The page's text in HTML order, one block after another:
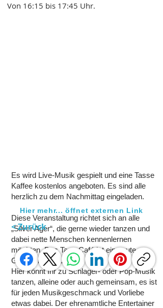
Von 16:15 bis 17:45 Uhr.
Es wird Live-Musik gespielt und eine Tasse
Kaffee kostenlos angeboten. Es sind alle
herzlich zu dem Nachmittag eingeladen.
Diese Veranstaltung richtet sich an alle
„Silver Ager“, die gerne wieder tanzen und
dabei nette Menschen kennenlernen
möchten. Das Tanz-Café ist eine gute
Gelegenheit dazu.
Hier könnt Ihr zu Schlager- oder Pop-Musik
tanzen, alleine oder auch gemeinsam, es ist
für jeden Musikgeschmack und Vorliebe
etwas dabei. Der ehrenamtliche Entertainer
Hier mehr... öffnet externen Link
< Zurück